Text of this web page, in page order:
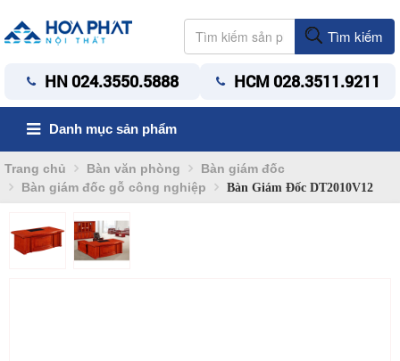
Tìm kiếm
HN 024.3550.5888 HCM 028.3511.9211
Danh mục sản phẩm
Trang chủ Bàn văn phòng
Bàn giám đốc
Bàn giám đốc gỗ công nghiệp
Bàn Giám Đốc DT2010V12